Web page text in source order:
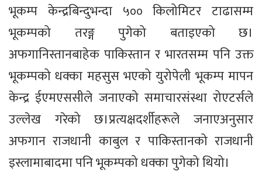
भूकम्प केन्द्रबिन्दुभन्दा ५०० किलोमिटर टाढासम्म
भूकम्पको तरङ्ग पुगेको बताइएको छ।
अफगानिस्तानबाहेक पाकिस्तान र भारतसम्म पनि उक्त
भूकम्पको धक्का महसुस भएको युरोपेली भूकम्प मापन
केन्द्र ईएमएससीले जनाएको समाचारसंस्था रोएटर्सले
उल्लेख गरेको छ।प्रत्यक्षदर्शीहरूले जनाएअनुसार
अफगान राजधानी काबुल र पाकिस्तानको राजधानी
इस्लामाबादमा पनि भूकम्पको धक्का पुगेको थियो।